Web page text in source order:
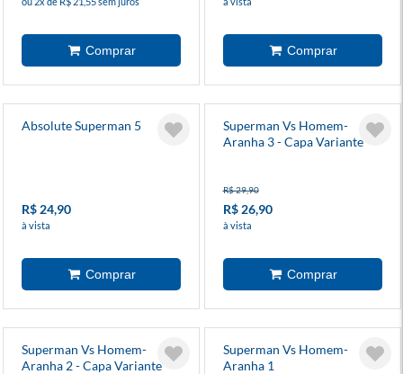
Absolute Superman 5
R$ 24,90
à vista
Superman Vs Homem-
Aranha 3 - Capa Variante
R$ 29,90
R$ 26,90
à vista
Superman Vs Homem-
Aranha 2 - Capa Variante
Superman Vs Homem-
Aranha 1